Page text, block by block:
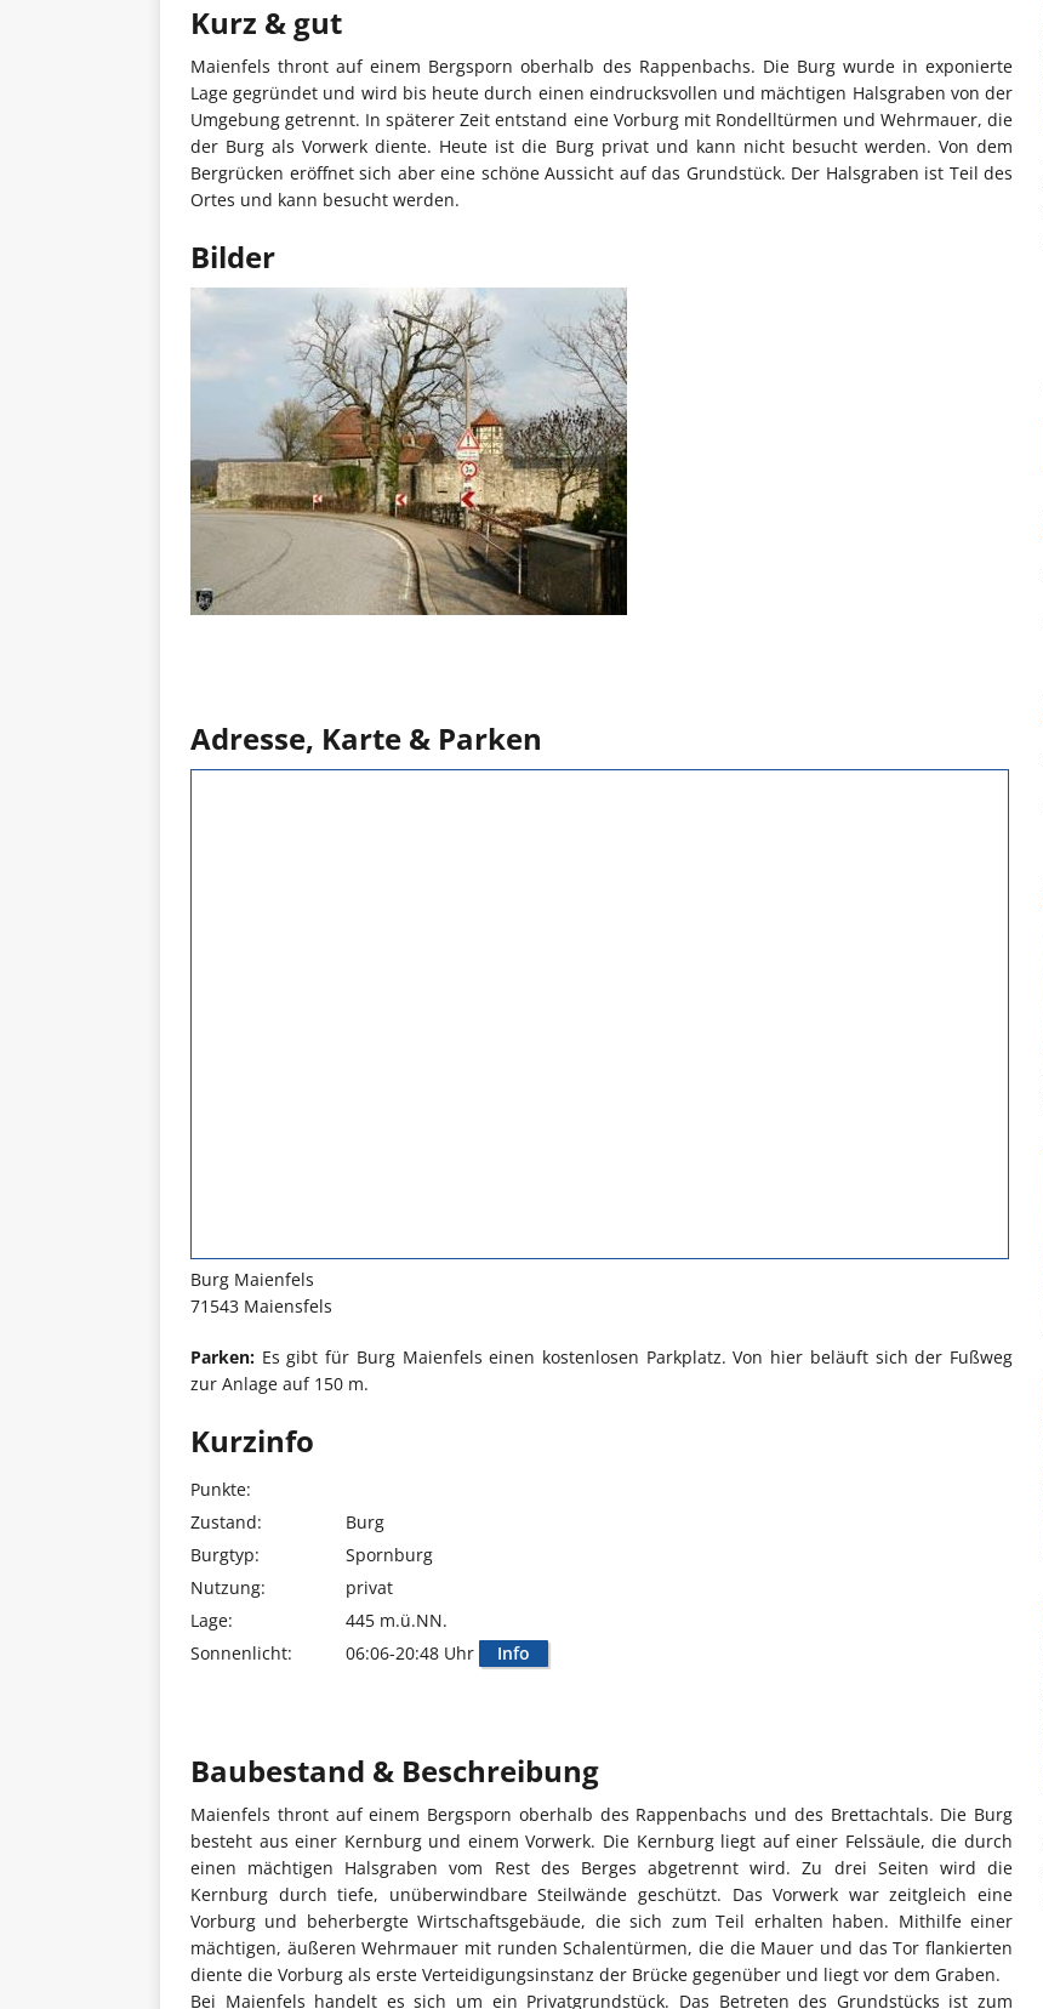
Kurz & gut
Maienfels thront auf einem Bergsporn oberhalb des Rappenbachs. Die Burg wurde in exponierte
Lage gegründet und wird bis heute durch einen eindrucksvollen und mächtigen Halsgraben von der
Umgebung getrennt. In späterer Zeit entstand eine Vorburg mit Rondelltürmen und Wehrmauer, die
der Burg als Vorwerk diente. Heute ist die Burg privat und kann nicht besucht werden. Von dem
Bergrücken eröffnet sich aber eine schöne Aussicht auf das Grundstück. Der Halsgraben ist Teil des
Ortes und kann besucht werden.
Bilder
Adresse, Karte & Parken
Burg Maienfels
71543 Maiensfels
Parken: Es gibt für Burg Maienfels einen kostenlosen Parkplatz. Von hier beläuft sich der Fußweg
zur Anlage auf 150 m.
Kurzinfo
Punkte:
Zustand:
Burg
Burgtyp:
Spornburg
Nutzung:
privat
Lage:
445 m.ü.NN.
Sonnenlicht:
06:06-20:48 Uhr Info
Baubestand & Beschreibung
Maienfels thront auf einem Bergsporn oberhalb des Rappenbachs und des Brettachtals. Die Burg
besteht aus einer Kernburg und einem Vorwerk. Die Kernburg liegt auf einer Felssäule, die durch
einen mächtigen Halsgraben vom Rest des Berges abgetrennt wird. Zu drei Seiten wird die
Kernburg durch tiefe, unüberwindbare Steilwände geschützt. Das Vorwerk war zeitgleich eine
Vorburg und beherbergte Wirtschaftsgebäude, die sich zum Teil erhalten haben. Mithilfe einer
mächtigen, äußeren Wehrmauer mit runden Schalentürmen, die die Mauer und das Tor flankierten
diente die Vorburg als erste Verteidigungsinstanz der Brücke gegenüber und liegt vor dem Graben.
Bei Maienfels handelt es sich um ein Privatgrundstück. Das Betreten des Grundstücks ist zum